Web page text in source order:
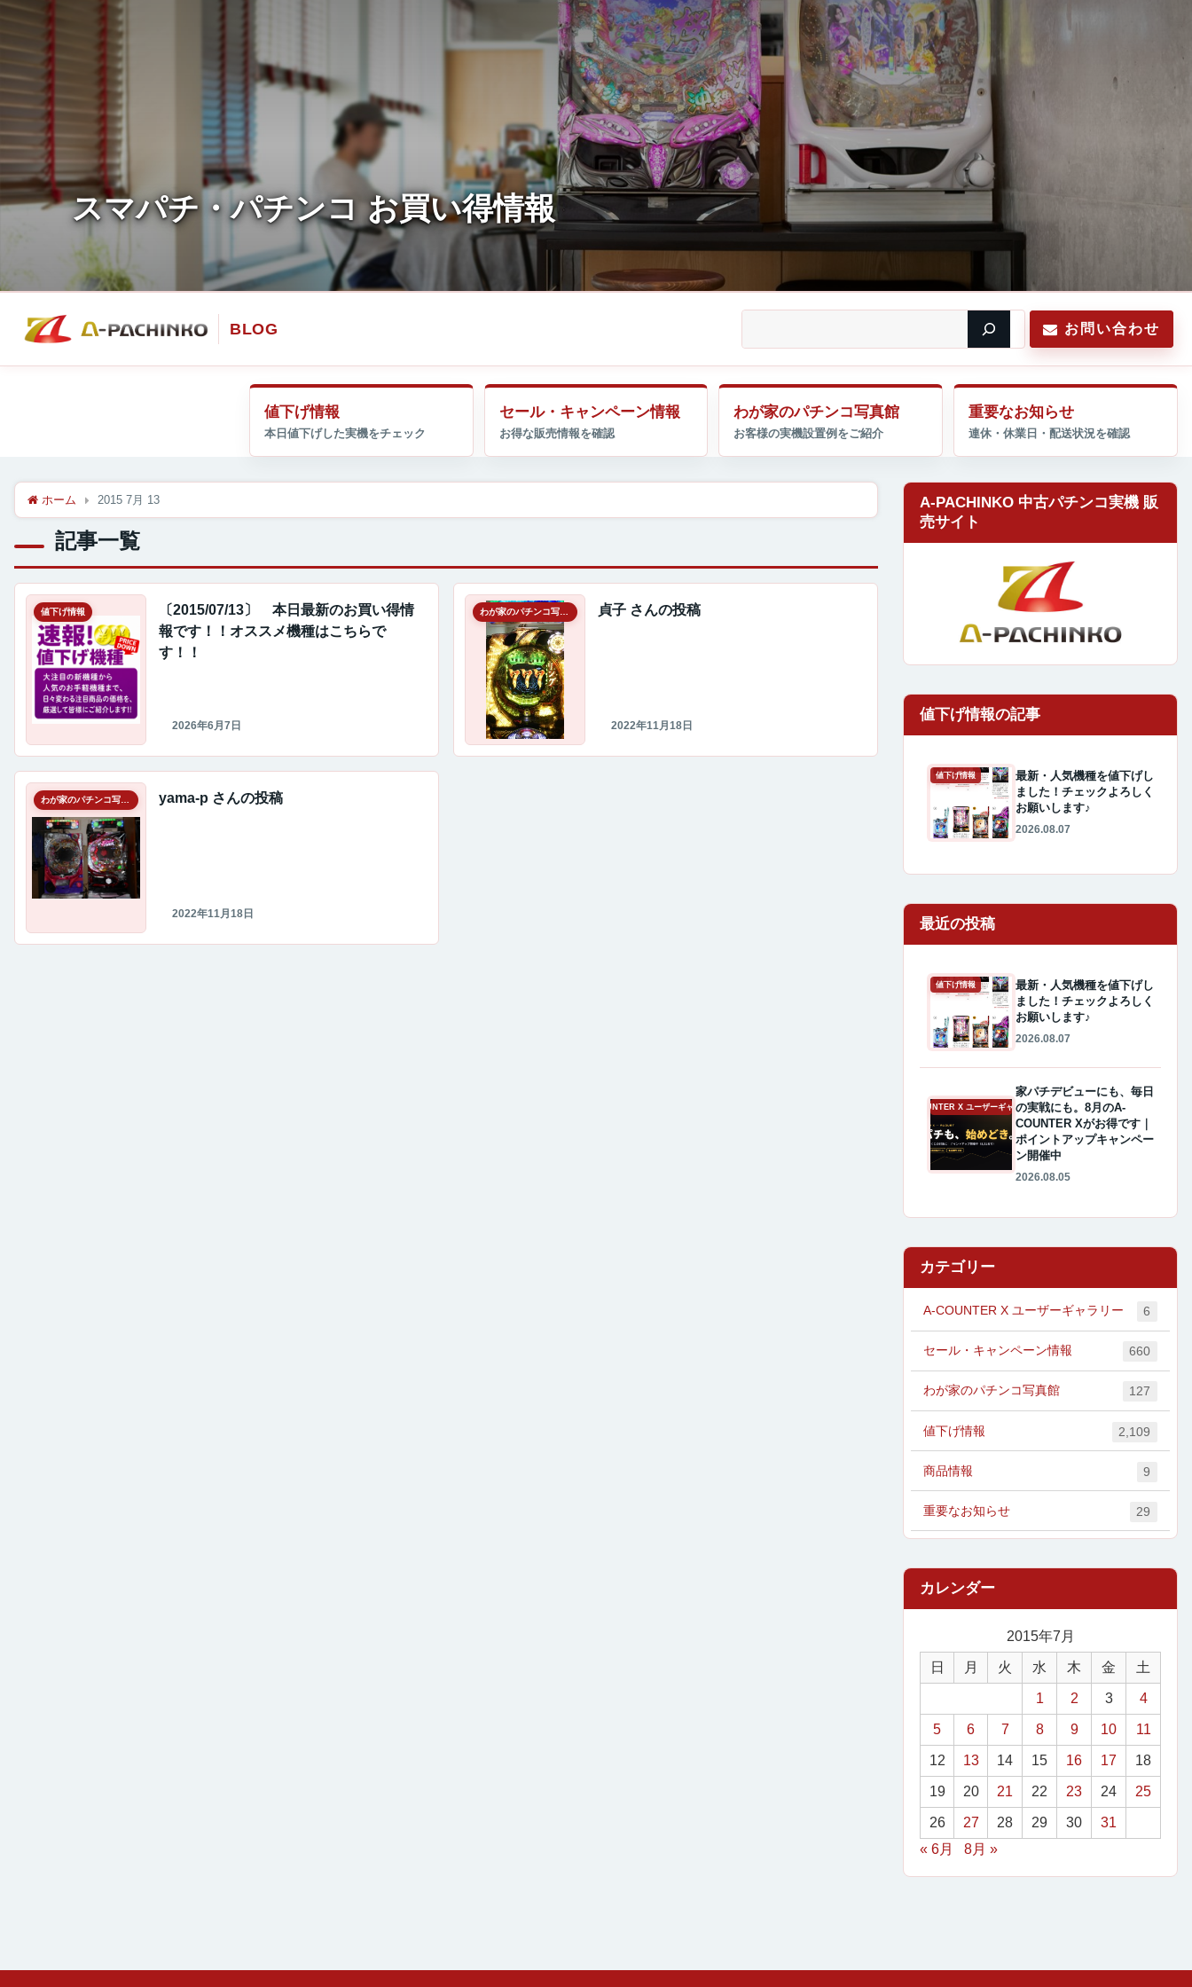
お問い合わせ
値下げ情報 セール・キャンペーン情報 わが家のパチンコ写真館 重要なお知らせ
ホーム 2015 7月 13
記事一覧
値下げ情報
〔2015/07/13〕 本日最新のお買い得情
報です！！オススメ機種はこちらで
す！！
2026年6月7日
貞子 さんの投稿
2022年11月18日
yama-p さんの投稿
2022年11月18日
A-PACHINKO 中古パチンコ実機 販
売サイト
値下げ情報
最新・人気機種を値下げし
ました！チェックよろしく
お願いします♪
2026.08.07
最近の投稿
値下げ情報
最新・人気機種を値下げし
ました！チェックよろしく
お願いします♪
2026.08.07
A-COUNTER X ユーザーギャラリー
家パチデビューにも、毎日
の実戦にも。8月のA-
COUNTER Xがお得です｜
ポイントアップキャンペー
ン開催中
2026.08.05
カテゴリー
A-COUNTER X ユーザーギャラリー 6
セール・キャンペーン情報 660
わが家のパチンコ写真館 127
値下げ情報 2,109
商品情報 9
重要なお知らせ 29
2015年7月
日 月 火 水 木 金 土
1 2 3 4
5 6 7 8 9 10 11
12 13 14 15 16 17 18
19 20 21 22 23 24 25
26 27 28 29 30
31
« 6月
8月 »